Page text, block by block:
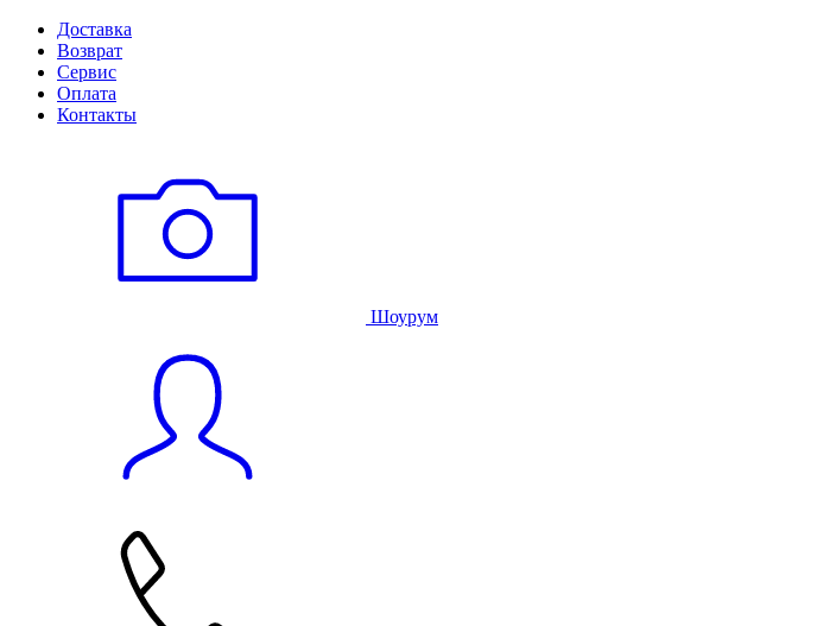
Доставка
Возврат
Сервис
Оплата
Контакты
Шоурум